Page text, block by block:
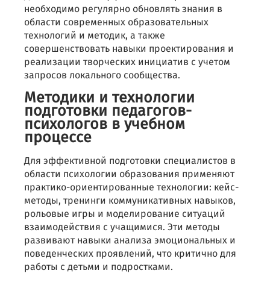
необходимо регулярно обновлять знания в
области современных образовательных
технологий и методик, а также
совершенствовать навыки проектирования и
реализации творческих инициатив с учетом
запросов локального сообщества.
Методики и технологии
подготовки педагогов-
психологов в учебном
процессе
Для эффективной подготовки специалистов в
области психологии образования применяют
практико-ориентированные технологии: кейс-
методы, тренинги коммуникативных навыков,
рольовые игры и моделирование ситуаций
взаимодействия с учащимися. Эти методы
развивают навыки анализа эмоциональных и
поведенческих проявлений, что критично для
работы с детьми и подростками.